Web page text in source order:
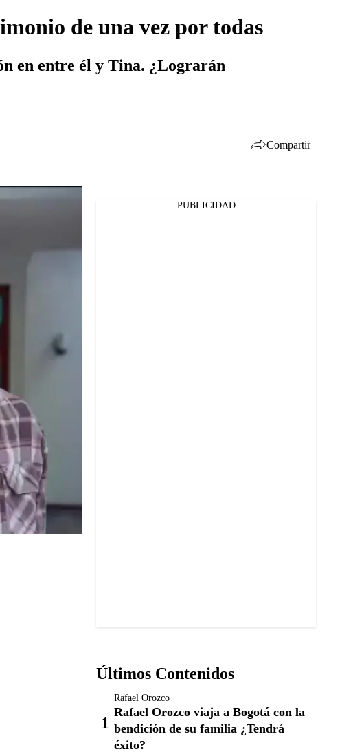
de una vez por todas
en entre él y Tina. ¿Lograrán
Compartir
Whatsapp
PUBLICIDAD
Últimos Contenidos
Rafael Orozco
Rafael Orozco viaja a Bogotá con la
bendición de su familia ¿Tendrá
éxito?